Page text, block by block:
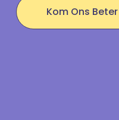
Kom Ons